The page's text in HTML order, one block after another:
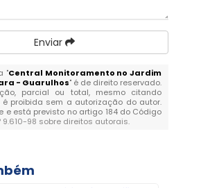
Enviar
"Central Monitoramento no Jardim
- Guarulhos" é de direito reservado.
parcial ou total, mesmo citando
é proibida sem a autorização do autor.
e está previsto no artigo 184 do Código
9.610-98 sobre direitos autorais.